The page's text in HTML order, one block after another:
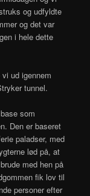
og udfyldte
og det var
i hele dette
ud igennem
tunnel.
som
Den er baseret
paladser, med
lød på, at
med hen på
fik lov til
personer efter